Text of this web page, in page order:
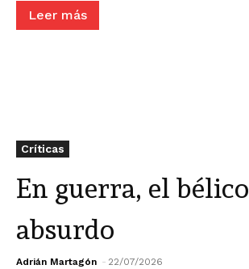
Leer más
Críticas
En guerra, el bélico
absurdo
Adrián Martagón - 22/07/2026